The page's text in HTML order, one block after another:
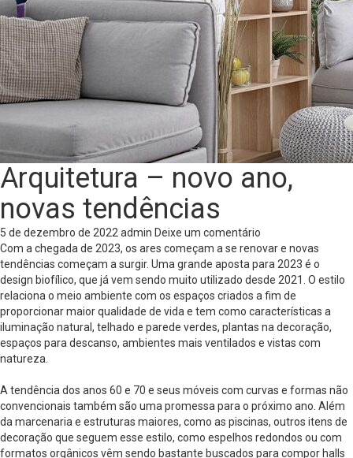
Arquitetura – novo ano,
novas tendências
5 de dezembro de 2022 admin Deixe um comentário
Com a chegada de 2023, os ares começam a se renovar e novas
tendências começam a surgir. Uma grande aposta para 2023 é o
design biofílico, que já vem sendo muito utilizado desde 2021. O estilo
relaciona o meio ambiente com os espaços criados a fim de
proporcionar maior qualidade de vida e tem como características a
iluminação natural, telhado e parede verdes, plantas na decoração,
espaços para descanso, ambientes mais ventilados e vistas com
natureza.
A tendência dos anos 60 e 70 e seus móveis com curvas e formas não
convencionais também são uma promessa para o próximo ano. Além
da marcenaria e estruturas maiores, como as piscinas, outros itens de
decoração que seguem esse estilo, como espelhos redondos ou com
formatos orgânicos vêm sendo bastante buscados para compor halls